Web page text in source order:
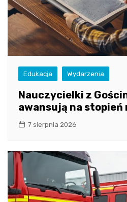
Edukacja Wydarzenia
Nauczycielki z
awansują na stopień
7 sierpnia 2026